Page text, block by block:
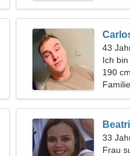
43
Ich
190
Familie
33
Frau